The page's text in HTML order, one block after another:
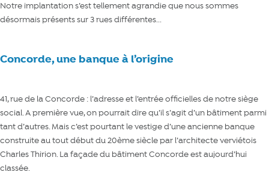
Notre implantation s’est tellement agrandie que nous sommes
désormais présents sur 3 rues différentes...
Concorde, une banque à l’origine
41, rue de la Concorde : l’adresse et l’entrée officielles de notre siège
social. A première vue, on pourrait dire qu’il s’agit d’un bâtiment parmi
tant d’autres. Mais c’est pourtant le vestige d’une ancienne banque
construite au tout début du 20ème siècle par l’architecte verviétois
Charles Thirion. La façade du bâtiment Concorde est aujourd’hui
classée.